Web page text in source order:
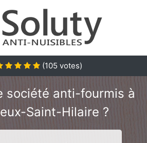
(105 votes)
société anti-fourmis à
Saint-Hilaire ?